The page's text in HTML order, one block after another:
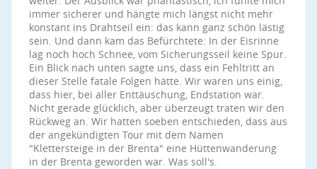
immer sicherer und hängte mich längst nicht mehr
konstant ins Drahtseil ein: das kann ganz schön lästig
sein. Und dann kam das Befürchtete: In der Eisrinne
lag noch hoch Schnee, vom Sicherungsseil keine Spur.
Ein Blick nach unten sagte uns, dass ein Fehltritt an
dieser Stelle fatale Folgen hätte. Wir waren uns einig,
dass hier, bei aller Enttäuschung, Endstation war.
Nicht gerade glücklich, aber überzeugt traten wir den
Rückweg an. Wir hatten soeben entschieden, dass aus
der angekündigten Tour mit dem Namen
"Klettersteige in der Brenta" eine Hüttenwanderung
in der Brenta geworden war. Was soll's.